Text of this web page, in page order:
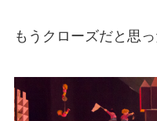
もうクローズだと思っ